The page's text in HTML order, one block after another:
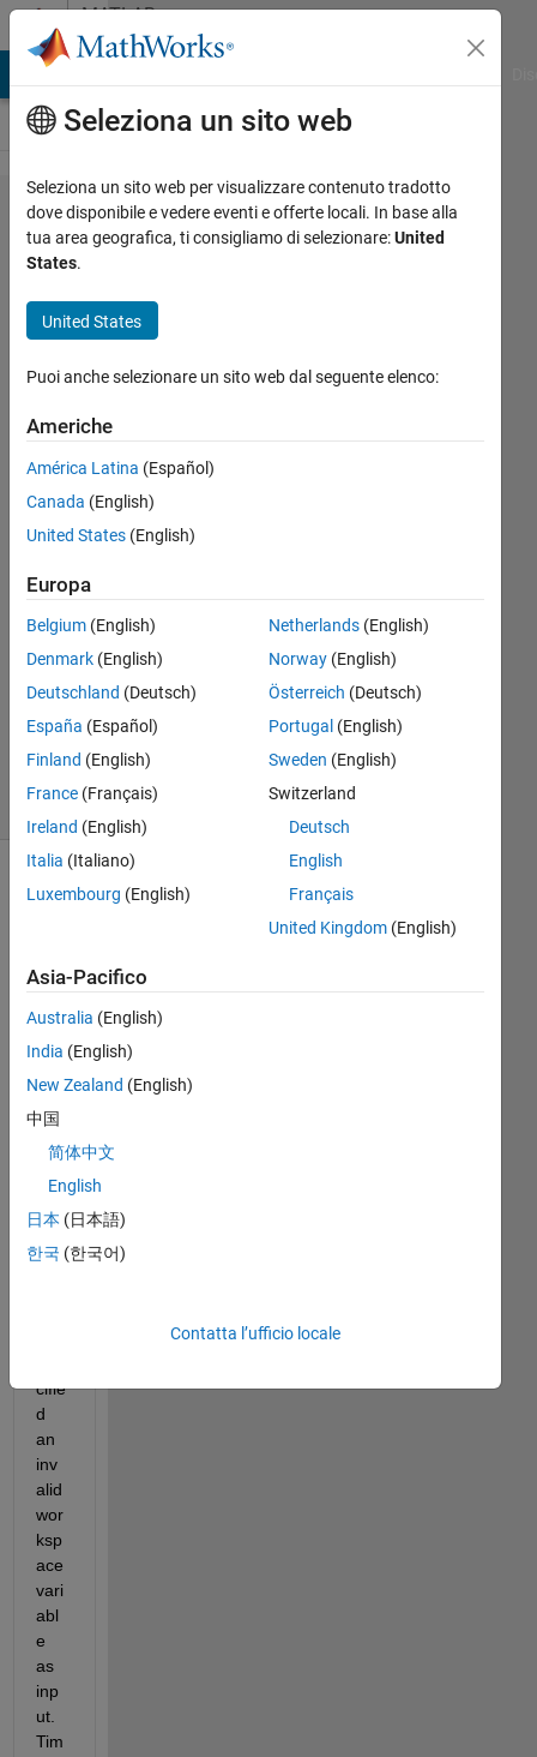
Vai al contenutoMATLAB
Answers
Timestamp
Error in
From
Block
석준
2023
1
Risposta
accettata
Aggiornato
4 Ott 2023
27
(30 giorni)
Err
or:
yO
neL
egS
hea
cifie
d
an
inv
alid
wor
ksp
ace
vari
abl
e
as
inp
ut.
Tim
Seleziona un sito web
Seleziona un sito web per visualizzare contenuto tradotto
dove disponibile e vedere eventi e offerte locali. In base alla
tua area geografica, ti consigliamo di selezionare:United
States.
United States
Puoi anche selezionare un sito web dal seguente elenco:
Americhe
América Latina (Español)
Canada (English)
United States (English)
Europa
Belgium (English)
Denmark (English)
Deutschland (Deutsch)
España (Español)
Finland (English)
France (Français)
Ireland (English)
Italia (Italiano)
Luxembourg (English)
Netherlands(English)
Norway(English)
Österreich (Deutsch)
Portugal (English)
Sweden (English)
Switzerland
Deutsch
English
Français
United Kingdom(English)
Asia-Pacifico
Australia (English)
India (English)
New Zealand (English)
中国
简体中文
English
日本 (日本語)
한국 (한국어)
Contatta l’ufficio locale